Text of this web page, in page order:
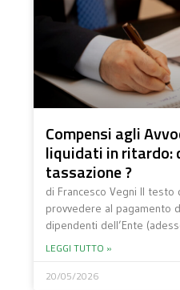
Compensi agli
liquidati in
tassazione ?
di Francesco Vegni Il
provvedere al pagamento
dipendenti dell’Ente
LEGGI TUTTO »
20/05/2026